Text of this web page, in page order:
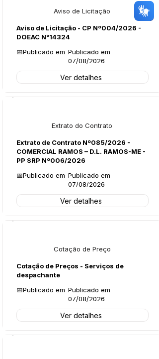
Aviso de Licitação
Aviso de Licitação - CP Nº004/2026 -
DOEAC N°14324
📅Publicado em Publicado em
07/08/2026
Ver detalhes
Extrato do Contrato
Extrato de Contrato Nº085/2026 -
COMERCIAL RAMOS – D.L. RAMOS-ME -
PP SRP Nº006/2026
📅Publicado em Publicado em
07/08/2026
Ver detalhes
Cotação de Preço
Cotação de Preços - Serviços de
despachante
📅Publicado em Publicado em
07/08/2026
Ver detalhes